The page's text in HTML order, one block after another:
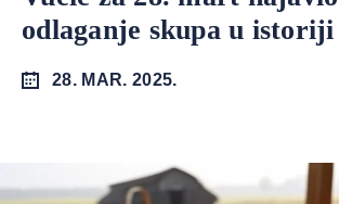
odlaganje skupa u istoriji
28. MAR. 2025.